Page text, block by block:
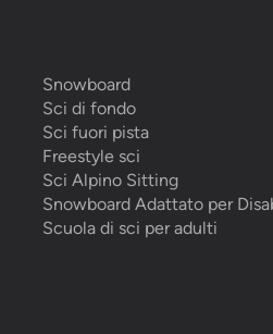
Snowboard
Sci di fondo
Sci fuori pista
Freestyle sci
Sci Alpino Sitting
Snowboard Adattato per
Scuola di sci per adulti